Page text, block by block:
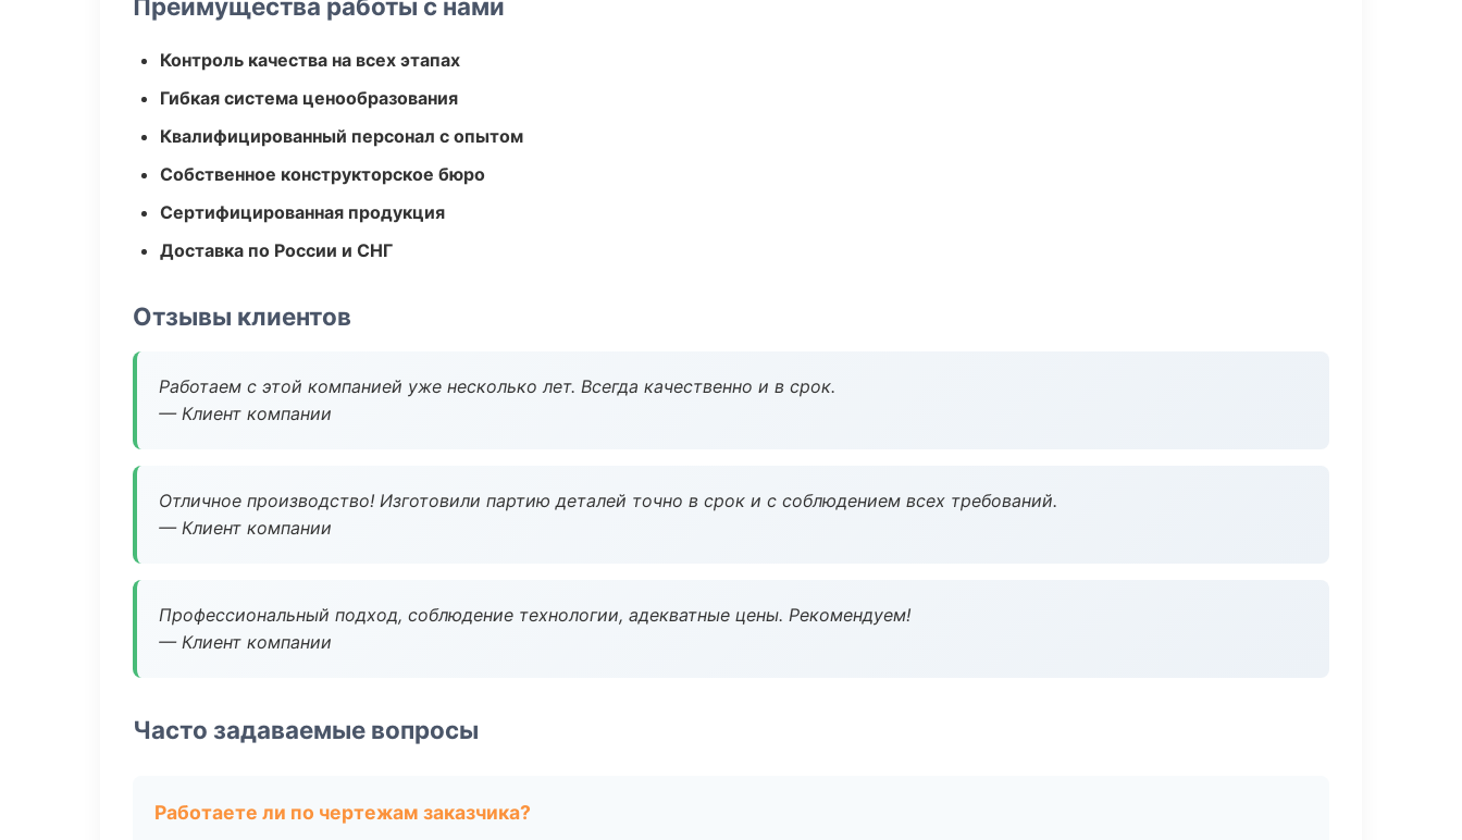
Преимущества работы с нами
Контроль качества на всех этапах
Гибкая система ценообразования
Квалифицированный персонал с опытом
Собственное конструкторское бюро
Сертифицированная продукция
Доставка по России и СНГ
Отзывы клиентов
Работаем с этой компанией уже несколько лет. Всегда качественно и в срок.
— Клиент компании
Отличное производство! Изготовили партию деталей точно в срок и с соблюдением всех требований.
— Клиент компании
Профессиональный подход, соблюдение технологии, адекватные цены. Рекомендуем!
— Клиент компании
Часто задаваемые вопросы
Работаете ли по чертежам заказчика?